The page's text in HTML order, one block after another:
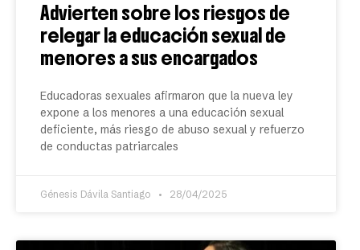
Advierten sobre los riesgos de
relegar la educación sexual de
menores a sus encargados
Educadoras sexuales afirmaron que la nueva ley
expone a los menores a una educación sexual
deficiente, más riesgo de abuso sexual y refuerzo
de conductas patriarcales
Génesis Dávila Santiago 28/04/2025